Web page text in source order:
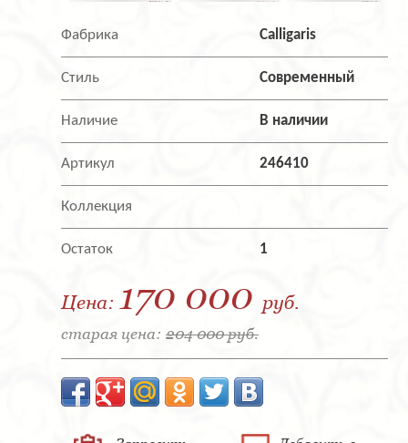
Фабрика Calligaris
Стиль Современный
Наличие В наличии
Артикул 246410
Коллекция
Остаток 1
Цена: 170 000 руб.
старая цена: 204 000 руб.